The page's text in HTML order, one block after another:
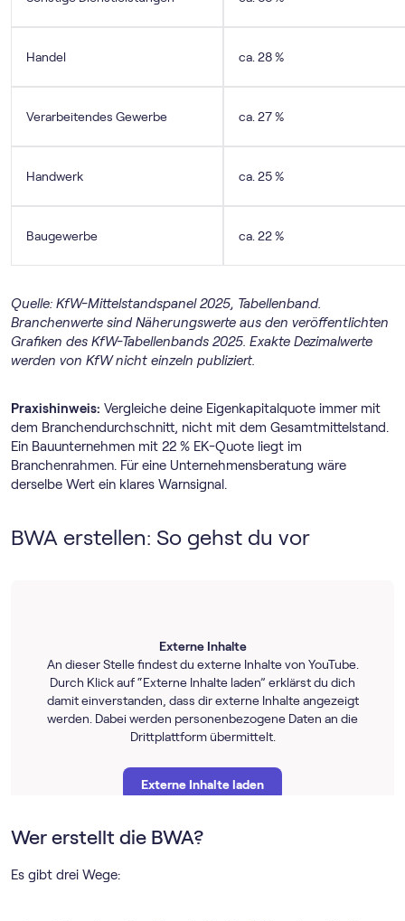
Handel ca. 28 %
Verarbeitendes Gewerbe ca. 27 %
Handwerk ca. 25 %
Baugewerbe ca. 22 %
Quelle: KfW-Mittelstandspanel 2025, Tabellenband.
Branchenwerte sind Näherungswerte aus den veröffentlichten
Grafiken des KfW-Tabellenbands 2025. Exakte Dezimalwerte
werden von KfW nicht einzeln publiziert.
Praxishinweis: Vergleiche deine Eigenkapitalquote immer mit
dem Branchendurchschnitt, nicht mit dem Gesamtmittelstand.
Ein Bauunternehmen mit 22 % EK-Quote liegt im
Branchenrahmen. Für eine Unternehmensberatung wäre
derselbe Wert ein klares Warnsignal.
BWA erstellen: So gehst du vor
Externe Inhalte
An dieser Stelle findest du externe Inhalte von YouTube.
Durch Klick auf “Externe Inhalte laden” erklärst du dich
damit einverstanden, dass dir externe Inhalte angezeigt
werden. Dabei werden personenbezogene Daten an die
Drittplattform übermittelt.
Externe Inhalte laden
Weitere Informationen findest du in unserer
Wer erstellt die BWA?
Es gibt drei Wege: